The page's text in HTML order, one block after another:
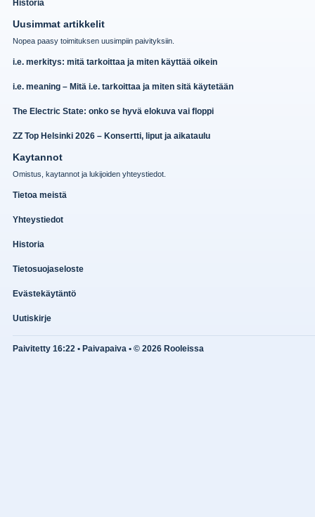
Historia
Uusimmat artikkelit
Nopea paasy toimituksen uusimpiin paivityksiin.
i.e. merkitys: mitä tarkoittaa ja miten käyttää oikein
i.e. meaning – Mitä i.e. tarkoittaa ja miten sitä käytetään
The Electric State: onko se hyvä elokuva vai floppi
ZZ Top Helsinki 2026 – Konsertti, liput ja aikataulu
Kaytannot
Omistus, kaytannot ja lukijoiden yhteystiedot.
Tietoa meistä
Yhteystiedot
Historia
Tietosuojaseloste
Evästekäytäntö
Uutiskirje
Paivitetty 16:22 • Paivapaiva • © 2026 Rooleissa